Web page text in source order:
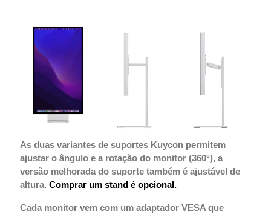
As duas variantes de suportes Kuycon permitem
ajustar o ângulo e a rotação do monitor (360°), a
versão melhorada do suporte também é ajustável de
altura. Comprar um stand é opcional.
Cada monitor vem com um adaptador VESA que